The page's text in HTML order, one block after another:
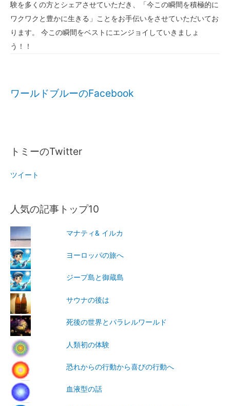
験を多くの方とシェアさせていただき、「今この瞬間を積極的に
ワクワクと豊かに生きる」ことをお手伝いをさせていただいてお
ります。 今この瞬間をベストにエンジョイしていきましょ
う！！
ワールドブルーのFacebook
トミーのTwitter
ツイート
人気の記事トップ10
マナティ& イルカ
ヨーロッパの旅へ
ジープ島と御蔵島
サウナの後は
死後の世界とパラレルワールド
人類初の体験
恐れからの行動から喜びの行動へ
血液型の話